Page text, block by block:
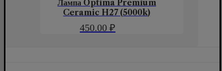
Лампа Optima Premium
Ceramic H27 (5000k)
450.00 ₽